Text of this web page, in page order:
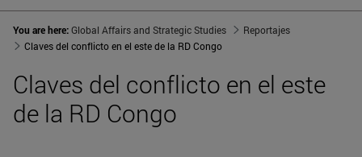
You are here:Global Affairs and Strategic Studies
Reportajes
Claves del conflicto en el este de la RD Congo
Claves del conflicto en el este
de la RD Congo